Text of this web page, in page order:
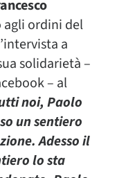
agli ordini del
a
solidarietà –
– al
noi, Paolo
un sentiero
Adesso il
lo sta